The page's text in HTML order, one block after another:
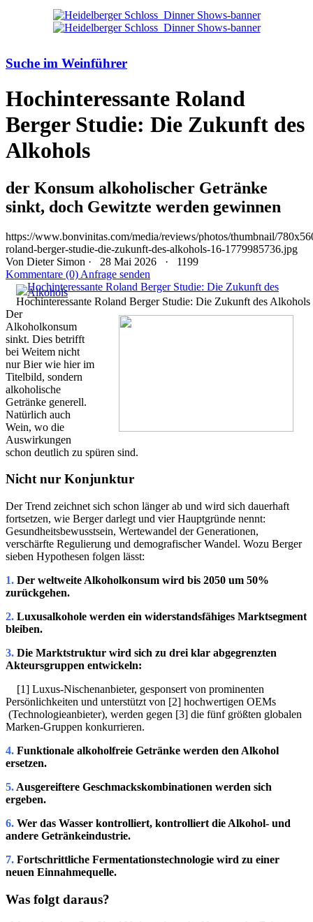
Suche im Weinführer
Hochinteressante Roland
Berger Studie: Die Zukunft des
Alkohols
der Konsum alkoholischer Getränke
sinkt, doch Gewitzte werden gewinnen
https://www.bonvinitas.com/media/reviews/photos/thumbnail/
roland-berger-studie-die-zukunft-des-alkohols-16-1779985736.jpg
Von Dieter Simon · 28 Mai 2026 ·
1199
Kommentare (0) Anfrage senden
Hochinteressante Roland Berger Studie: Die Zukunft des Alkohols
Der
Alkoholkonsum
sinkt. Dies betrifft
bei Weitem nicht
nur Bier wie hier im
Titelbild, sondern
alkoholische
Getränke generell.
Natürlich auch
Wein, wo die
Auswirkungen
schon deutlich zu spüren sind.
Nicht nur Konjunktur
Der Trend zeichnet sich schon länger ab und wird sich dauerhaft
fortsetzen, wie Berger darlegt und vier Hauptgründe nennt:
Gesundheitsbewusstsein, Wertewandel der Generationen,
verschärfte Regulierung und demografischer Wandel. Wozu Berger
sieben Hypothesen folgen lässt:
1. Der weltweite Alkoholkonsum wird bis 2050 um 50%
zurückgehen.
2. Luxusalkohole werden ein widerstandsfähiges Marktsegment
bleiben.
3. Die Marktstruktur wird sich zu drei klar abgegrenzten
Akteursgruppen entwickeln:
[1] Luxus-Nischenanbieter, gesponsert von prominenten
Persönlichkeiten und unterstützt von [2] hochwertigen OEMs
(Technologieanbieter), werden gegen [3] die fünf größten globalen
Marken-Gruppen konkurrieren.
4. Funktionale alkoholfreie Getränke werden den Alkohol
ersetzen.
5. Ausgereiftere Geschmackskombinationen werden sich
ergeben.
6. Wer das Wasser kontrolliert, kontrolliert die Alkohol- und
andere Getränkeindustrie.
7. Fortschrittliche Fermentationstechnologie wird zu einer
neuen Einnahmequelle.
Was folgt daraus?